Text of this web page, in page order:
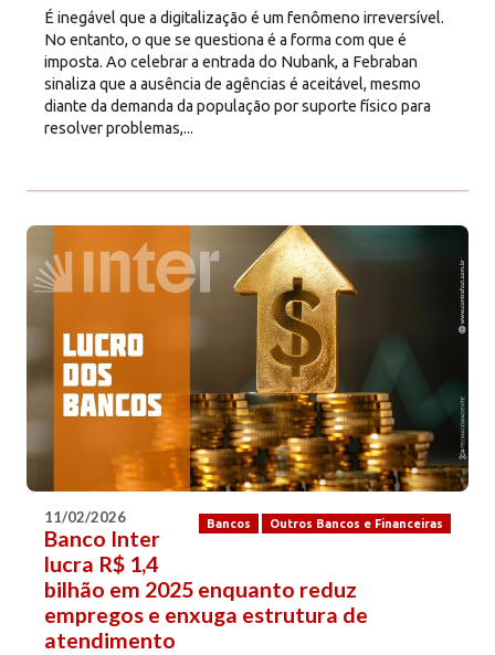
É inegável que a digitalização é um fenômeno irreversível.
No entanto, o que se questiona é a forma com que é
imposta. Ao celebrar a entrada do Nubank, a Febraban
sinaliza que a ausência de agências é aceitável, mesmo
diante da demanda da população por suporte físico para
resolver problemas,...
Bancos Outros Bancos e Financeiras
11/02/2026
Banco Inter
lucra R$ 1,4
bilhão em 2025 enquanto reduz
empregos e enxuga estrutura de
atendimento